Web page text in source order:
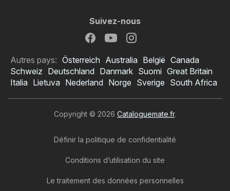
Suivez-nous
Autres pays: Österreich Australia België Canada
Schweiz Deutschland Danmark Suomi Great Britain
Italia Lietuva Nederland Norge Sverige South Africa
Copyright © 2026 Cataloguemate.fr.
Définir la politique de confidentialité
Conditions d’utilisation du site
Le traitement des données personnelles